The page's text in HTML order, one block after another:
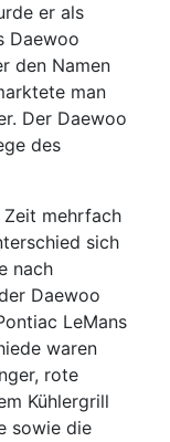
er als
Daewoo
den Namen
man
Der Daewoo
des
Zeit mehrfach
sich
nach
Daewoo
LeMans
waren
rote
Kühlergrill
sowie die